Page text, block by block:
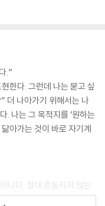
는 제안 기술
트’
.”
한다. 그런데 나는 묻고 싶
더 나아가기 위해서는 나
. 나는 그 목적지를 ‘원하는
아가는 것이 바로 자기계
니다. 절대 흔들리지 않는
없는 시련이 오면 결국 부러